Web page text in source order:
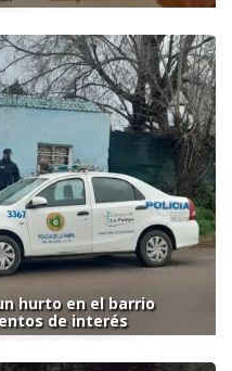
hurto en el barrio
de interés